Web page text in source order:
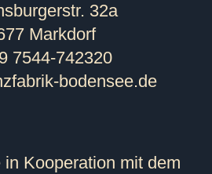
32a
Markdorf
7544-742320
bodensee.de
Kooperation mit dem